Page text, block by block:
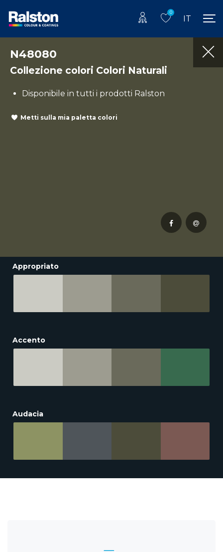
0
IT
N48080
Collezione colori Colori Naturali
Disponibile in tutti i prodotti Ralston
Metti sulla mia paletta colori
Appropriato
Accento
Audacia